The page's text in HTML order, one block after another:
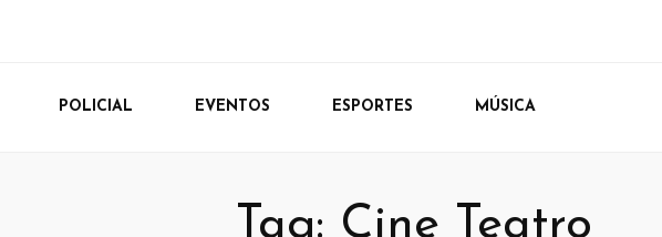
POLICIAL EVENTOS ESPORTES MÚSICA
Tag: Cine Teatro